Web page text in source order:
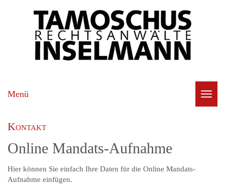
Menü
Kontakt
Online Mandats-Aufnahme
Hier können Sie einfach Ihre Daten für die Online Mandats-
Aufnahme einfügen.